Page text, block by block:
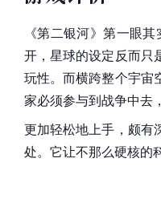
《第二银河》第一眼
开，星球的设定反而只
玩性。而横跨整个宇宙
家必须参与到战争中去
更加轻松地上手，颇有
处。它让不那么硬核的